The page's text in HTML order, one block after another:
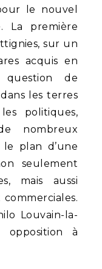
le nouvel
La première
sur un
acquis en
de
les terres
politiques,
nombreux
le plan d’une
seulement
mais aussi
Louvain-la-
opposition à